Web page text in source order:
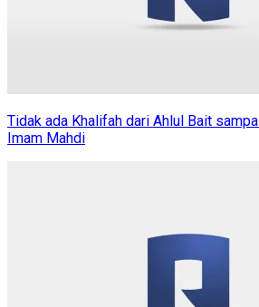
Tidak ada Khalifah dari Ahlul Bait
Imam Mahdi